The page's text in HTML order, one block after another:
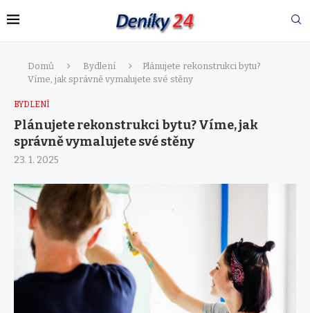
Domů Bydlení
Plánujete rekonstrukci bytu?
Víme, jak správně vymalujete své stěny
BYDLENÍ
Plánujete rekonstrukci bytu? Víme, jak
správně vymalujete své stěny
23. 1. 2025